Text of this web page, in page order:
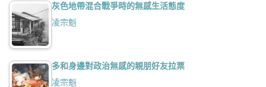
灰色地帶混合戰爭時的無感生活態度
凌宗魁
多和身邊對政治無感的親朋好友拉票
凌宗魁